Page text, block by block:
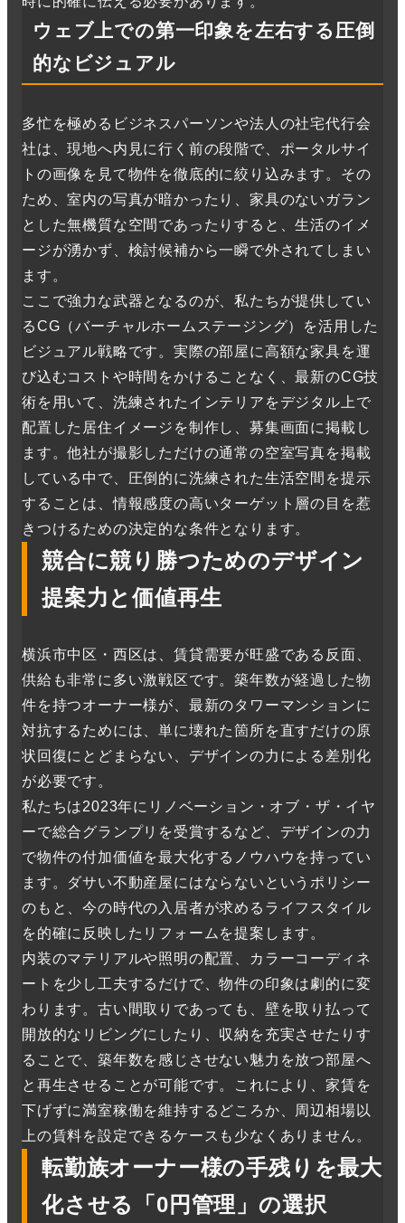
ウェブ上での第一印象を左右する圧倒
的なビジュアル
多忙を極めるビジネスパーソンや法人の社宅代行会
社は、現地へ内見に行く前の段階で、ポータルサイ
トの画像を見て物件を徹底的に絞り込みます。その
ため、室内の写真が暗かったり、家具のないガラン
とした無機質な空間であったりすると、生活のイメ
ージが湧かず、検討候補から一瞬で外されてしまい
ます。
ここで強力な武器となるのが、私たちが提供してい
るCG（バーチャルホームステージング）を活用した
ビジュアル戦略です。実際の部屋に高額な家具を運
び込むコストや時間をかけることなく、最新のCG技
術を用いて、洗練されたインテリアをデジタル上で
配置した居住イメージを制作し、募集画面に掲載し
ます。他社が撮影しただけの通常の空室写真を掲載
している中で、圧倒的に洗練された生活空間を提示
することは、情報感度の高いターゲット層の目を惹
きつけるための決定的な条件となります。
競合に競り勝つためのデザイン
提案力と価値再生
横浜市中区・西区は、賃貸需要が旺盛である反面、
供給も非常に多い激戦区です。築年数が経過した物
件を持つオーナー様が、最新のタワーマンションに
対抗するためには、単に壊れた箇所を直すだけの原
状回復にとどまらない、デザインの力による差別化
が必要です。
私たちは2023年にリノベーション・オブ・ザ・イヤ
ーで総合グランプリを受賞するなど、デザインの力
で物件の付加価値を最大化するノウハウを持ってい
ます。ダサい不動産屋にはならないというポリシー
のもと、今の時代の入居者が求めるライフスタイル
を的確に反映したリフォームを提案します。
内装のマテリアルや照明の配置、カラーコーディネ
ートを少し工夫するだけで、物件の印象は劇的に変
わります。古い間取りであっても、壁を取り払って
開放的なリビングにしたり、収納を充実させたりす
ることで、築年数を感じさせない魅力を放つ部屋へ
と再生させることが可能です。これにより、家賃を
下げずに満室稼働を維持するどころか、周辺相場以
上の賃料を設定できるケースも少なくありません。
転勤族オーナー様の手残りを最大
化させる「0円管理」の選択